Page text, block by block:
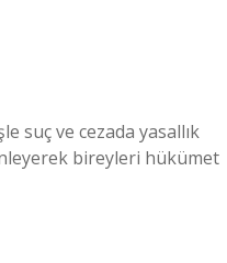
suç ve cezada yasallık
bireyleri hükümet